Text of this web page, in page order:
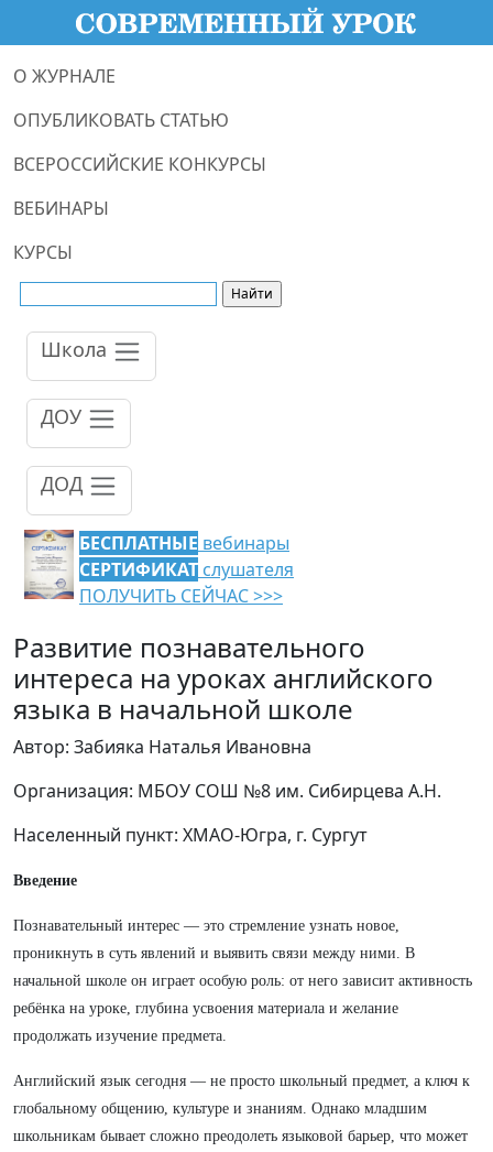
О ЖУРНАЛЕ
ОПУБЛИКОВАТЬ СТАТЬЮ
ВСЕРОССИЙСКИЕ КОНКУРСЫ
ВЕБИНАРЫ
КУРСЫ
Школа
ДОУ
ДОД
БЕСПЛАТНЫЕ вебинары
СЕРТИФИКАТ слушателя
ПОЛУЧИТЬ СЕЙЧАС >>>
Развитие познавательного
интереса на уроках английского
языка в начальной школе
Автор: Забияка Наталья Ивановна
Организация: МБОУ СОШ №8 им. Сибирцева А.Н.
Населенный пункт: ХМАО-Югра, г. Сургут
Введение
Познавательный интерес — это стремление узнать новое,
проникнуть в суть явлений и выявить связи между ними. В
начальной школе он играет особую роль: от него зависит активность
ребёнка на уроке, глубина усвоения материала и желание
продолжать изучение предмета.
Английский язык сегодня — не просто школьный предмет, а ключ к
глобальному общению, культуре и знаниям. Однако младшим
школьникам бывает сложно преодолеть языковой барьер, что может